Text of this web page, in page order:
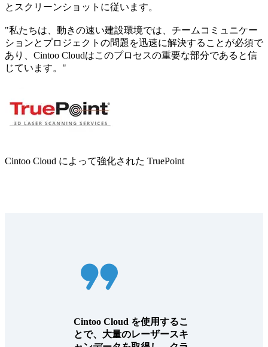
とスクリーンショットに従います。
"私たちは、動きの速い建設環境では、チームコミュニケー
ションとプロジェクトの問題を迅速に解決することが必須で
あり、Cintoo Cloudはこのプロセスの重要な部分であると信
じています。"
Cintoo Cloud によって強化された TruePoint
Cintoo Cloud を使用するこ
とで、大量のレーザースキ